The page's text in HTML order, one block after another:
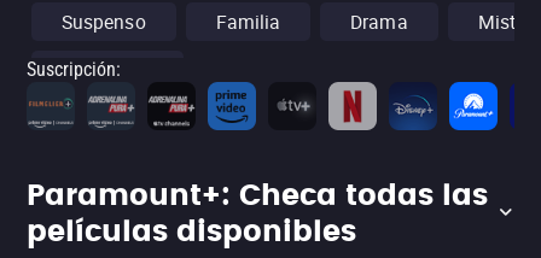
Suspenso
Familia Drama
Conciertos
Suscripción:
Paramount+: Checa todas las
películas disponibles